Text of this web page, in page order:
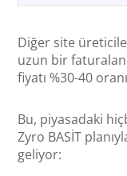
Diğer site
uzun bir
fiyatı %30-40
Bu, piyasadaki
Zyro BASİT
geliyor: